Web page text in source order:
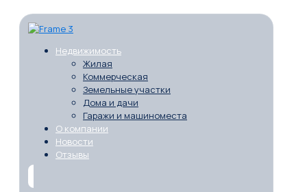
Недвижимость
Жилая
Коммерческая
Земельные участки
Дома и дачи
Гаражи и машиноместа
О компании
Новости
Отзывы